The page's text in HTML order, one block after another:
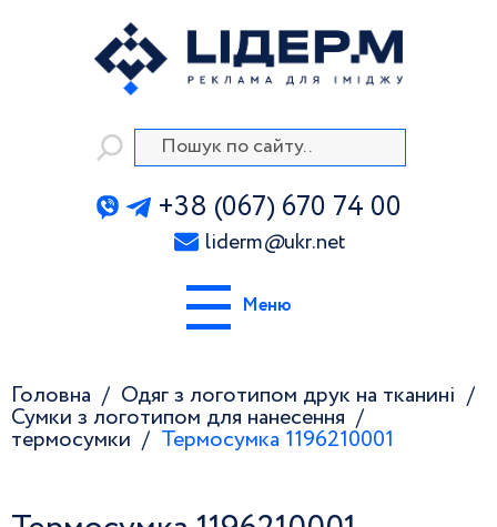
+38 (067) 670 74 00
liderm@ukr.net
Меню
Головна
Одяг з логотипом друк на тканині
Сумки з логотипом для нанесення
термосумки
Термосумка 1196210001